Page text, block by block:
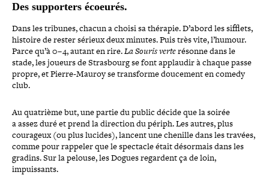
Des sup­por­ters écoeurés.
Dans les tribunes, chacun a choisi sa thérapie. D’abord les sifflets,
histoire de rester sérieux deux minutes. Puis très vite, l’humour.
Parce qu’à 0 – 4, autant en rire.La Souris verterésonne dans le
stade, les joueurs de Strasbourg se font applaudir à chaque passe
propre, et Pierre-​Mauroy se trans­forme doucement en comedy
club.
Au quatrième but, une partie du public décide que la soirée
a assez duré et prend la direction du périph. Les autres, plus
courageux (ou plus lucides), lancent une chenille dans les travées,
comme pour rappeler que le spectacle était désormais dans les
gradins. Sur la pelouse, les Dogues regardent ça de loin,
impuissants.